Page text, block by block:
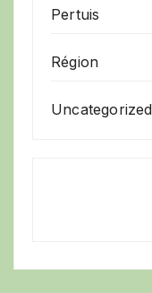
Pertuis
Région
Uncategorized